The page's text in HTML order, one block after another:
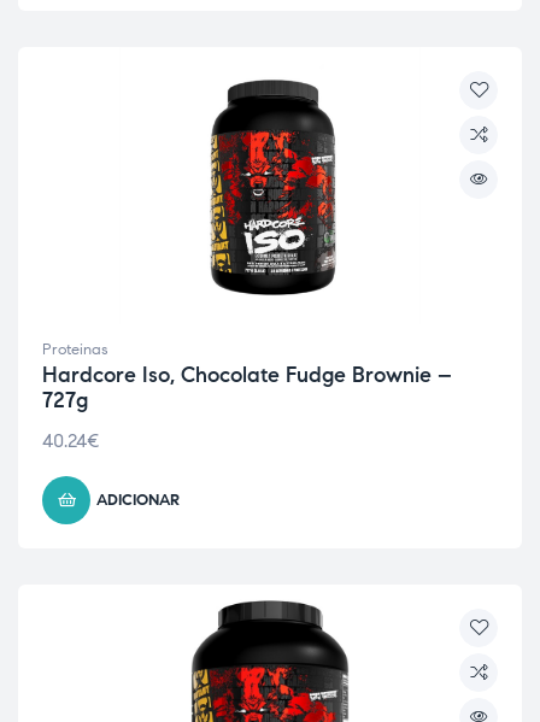
Proteinas
Hardcore Iso, Chocolate Fudge Brownie –
727g
40.24€
ADICIONAR